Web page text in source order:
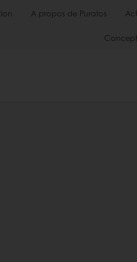
A propos de Puratos